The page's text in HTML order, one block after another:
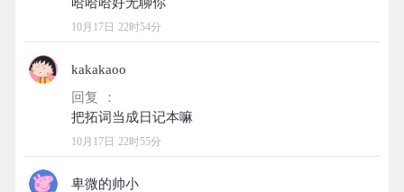
10月17日 22时54分
kakakaoo
回复 ：
10月17日 22时55分
卑微的帅小